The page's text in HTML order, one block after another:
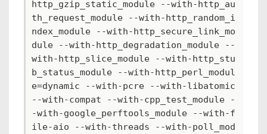
http_gzip_static_module --with-http_au
th_request_module --with-http_random_i
ndex_module --with-http_secure_link_mo
dule --with-http_degradation_module --
with-http_slice_module --with-http_stu
b_status_module --with-http_perl_modul
e=dynamic --with-pcre --with-libatomic
--with-compat --with-cpp_test_module -
-with-google_perftools_module --with-f
ile-aio --with-threads --with-poll_mod